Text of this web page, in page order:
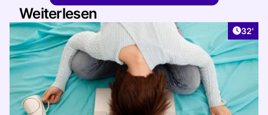
Weiterlesen
32'